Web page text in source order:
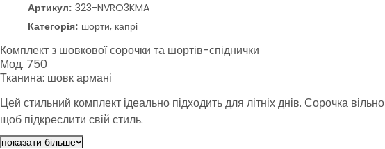
Артикул: 323-NVRO3KMA
Категорія: шорти, капрі
Комплект з шовкової сорочки та шортів-спіднички
Мод. 750
Тканина: шовк армані
Цей стильний комплект ідеально підходить для літніх днів. Сорочка
щоб підкреслити свій стиль.
показати більше